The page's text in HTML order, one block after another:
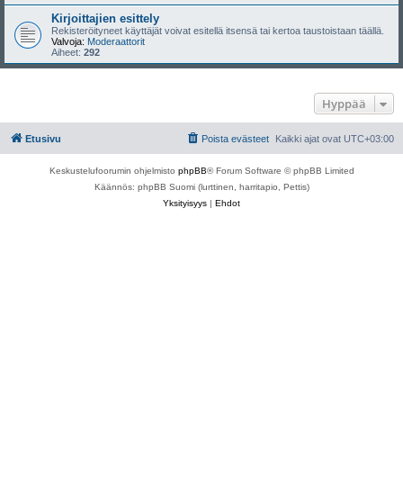
Kirjoittajien esittely
Rekisteröityneet käyttäjät voivat esitellä itsensä tai kertoa taustoistaan täällä.
Valvoja: Moderaattorit
Aiheet: 292
Hyppää
Etusivu Kaikki ajat ovat UTC+03:00
Poista evästeet
Keskustelufoorumin ohjelmisto phpBB® Forum Software © phpBB Limited
Käännös: phpBB Suomi (lurttinen, harritapio, Pettis)
Yksityisyys | Ehdot